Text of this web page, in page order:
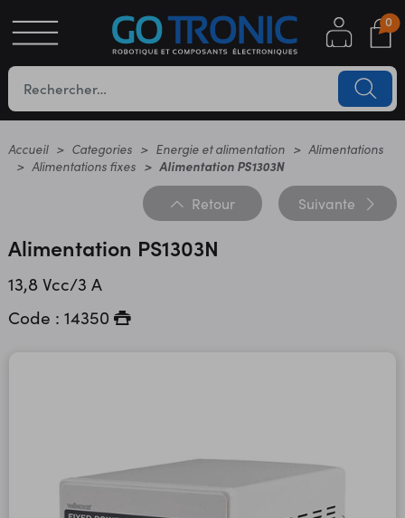
0
Accueil Categories Energie et alimentation
Alimentations
Alimentations fixes
Alimentation PS1303N
Retour Suivante
Alimentation PS1303N
13,8 Vcc/3 A
Code : 14350